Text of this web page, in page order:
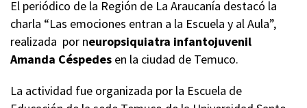
El periódico de la Región de La Araucanía destacó la
charla “Las emociones entran a la Escuela y al Aula”,
realizada por neuropsiquiatra infantojuvenil
Amanda Céspedes en la ciudad de Temuco.
La actividad fue organizada por la Escuela de